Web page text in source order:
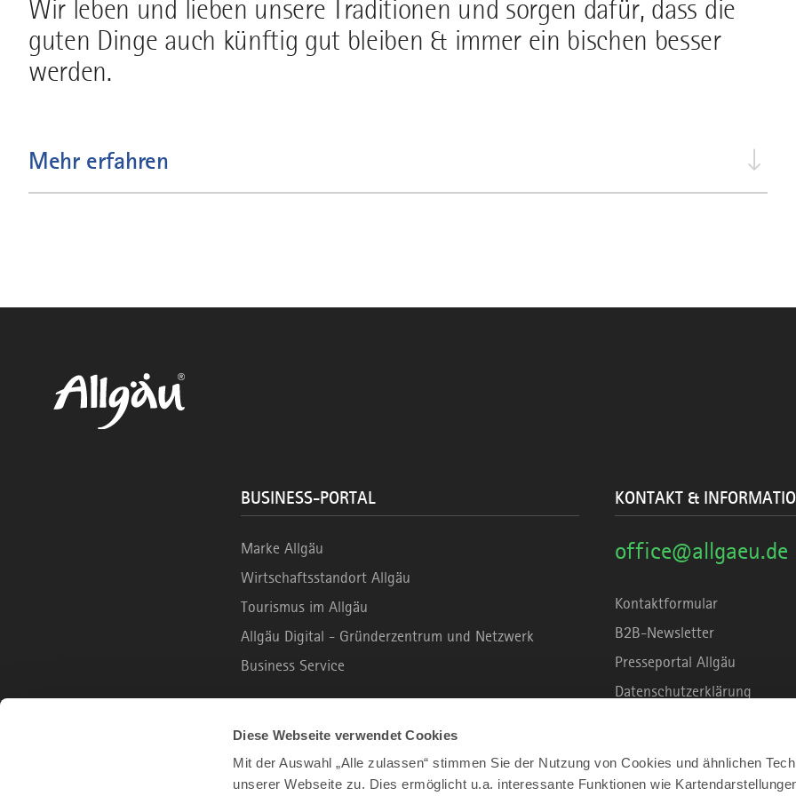
Diese Webseite verwendet Cookies
Mit der Auswahl „Alle zulassen“ stimmen Sie der Nutzung von Cookies und ähnlichen
unserer Webseite zu. Dies ermöglicht u.a. interessante Funktionen wie
Wir leben und lieben unsere Traditionen und sorgen dafür, dass die
guten Dinge auch künftig gut bleiben & immer ein bischen besser
werden.
Mehr erfahren
BUSINESS-PORTAL
Marke Allgäu
Wirtschaftsstandort Allgäu
Tourismus im Allgäu
Allgäu Digital - Gründerzentrum und Netzwerk
Business Service
B2C PORTAL
Urlaub und Freizeit
KONTAKT &
office@allgaeu.de
Kontaktformular
B2B-Newsletter
Presseportal Allgäu
Datenschutzerklärung
Unsere Haltung zu